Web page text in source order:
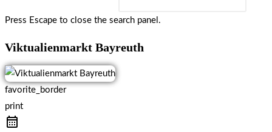
Press Escape to close the search panel.
Viktualienmarkt Bayreuth
favorite_border
print